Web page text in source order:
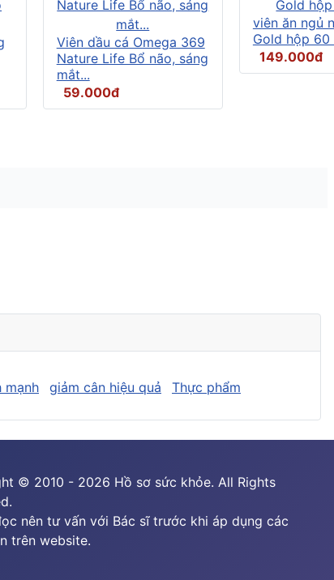
Viên dầu cá Omega 369
Nature Life Bổ não, sáng
mắt...
59.000đ
viên ăn ngủ
Gold hộp 60
149.000đ
mạnh giảm cân hiệu quả Thực phẩm
© 2010 - 2026 Hồ sơ sức khỏe. All Rights
nên tư vấn với Bác sĩ trước khi áp dụng các
trên website.